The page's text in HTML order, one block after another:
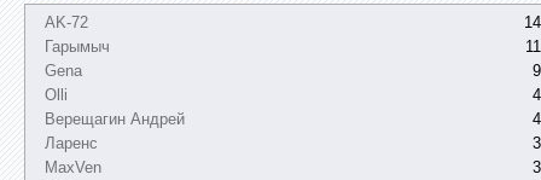
AK-72
Гарымыч
Gena
Olli
Верещагин Андрей
Ларенс
MaxVen